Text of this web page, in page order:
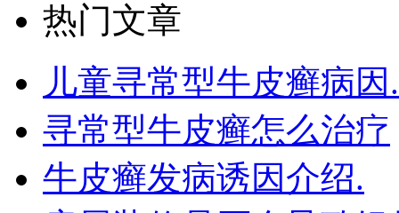
热门文章
儿童寻常型牛皮癣病因.
寻常型牛皮癣怎么治疗
牛皮癣发病诱因介绍.